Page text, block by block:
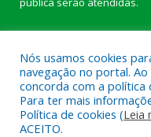
Todos os direitos
Nós usamos cookies
navegação no portal.
concorda com a política
Para ter mais
Política de cookies (Leia
ACEITO.